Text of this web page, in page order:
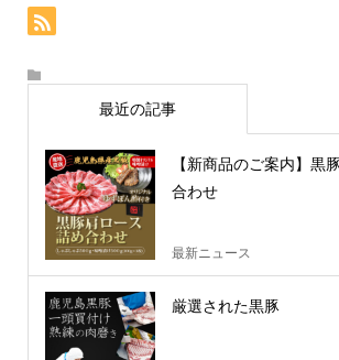
最近の記事
【新商品のご案内】黒
合わせ
最新ニュース
厳選された黒豚